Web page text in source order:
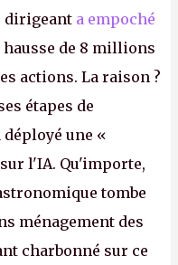
dirigeant a empoché
de 8 millions
actions. La raison ?
étapes de
une «
l'IA. Qu'importe,
tombe
ménagement des
charbonné sur ce